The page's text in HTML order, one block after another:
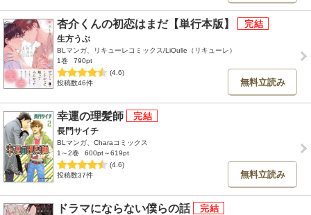
杏介くんの初恋はまだ【単行本版】
生方うぶ
BLマンガ、リキューレコミックス/LiQulle（リキューレ）
1巻
790pt
(4.6)
投稿数46件
無料立読み
幸運の理髪師
長門サイチ
BLマンガ、Charaコミックス
1～2巻
600pt～619pt
(4.6)
投稿数37件
無料立読み
ドラマにならない僕らの話